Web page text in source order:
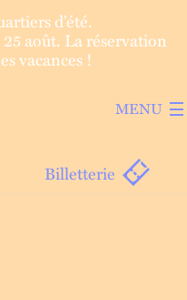
d’été.
août. La réservation
vacances !
ALLER
ALLER
MENU
Billetterie